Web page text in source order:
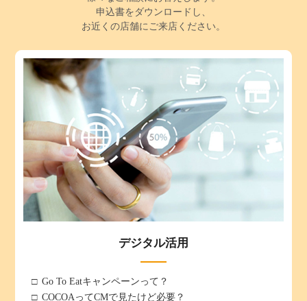
申込書をダウンロードし、
お近くの店舗にご来店ください。
デジタル活用
Go To Eatキャンペーンって？
COCOAってCMで見たけど必要？